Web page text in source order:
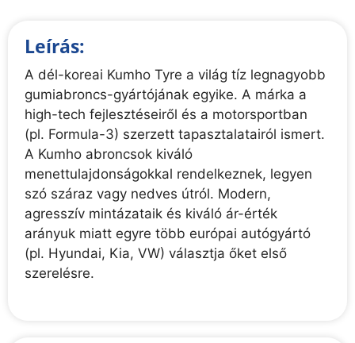
Leírás:
A dél-koreai Kumho Tyre a világ tíz legnagyobb
gumiabroncs-gyártójának egyike. A márka a
high-tech fejlesztéseiről és a motorsportban
(pl. Formula-3) szerzett tapasztalatairól ismert.
A Kumho abroncsok kiváló
menettulajdonságokkal rendelkeznek, legyen
szó száraz vagy nedves útról. Modern,
agresszív mintázataik és kiváló ár-érték
arányuk miatt egyre több európai autógyártó
(pl. Hyundai, Kia, VW) választja őket első
szerelésre.